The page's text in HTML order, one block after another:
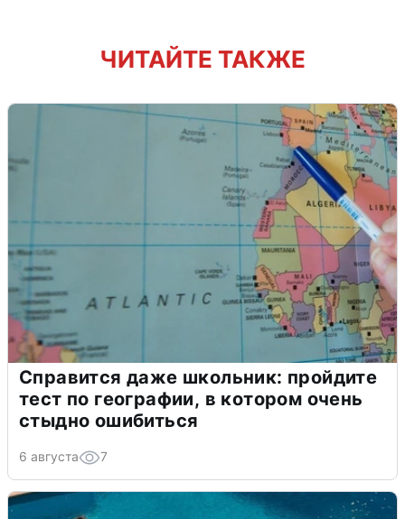
ЧИТАЙТЕ ТАКЖЕ
Справится даже школьник: пройдите
тест по географии, в котором очень
стыдно ошибиться
6 августа 7